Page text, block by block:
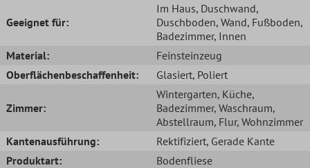
Geeignet für:
Im Haus, Duschwand,
Duschboden, Wand, Fußboden,
Badezimmer, Innen
Material:
Feinsteinzeug
Oberflächenbeschaffenheit:
Glasiert, Poliert
Zimmer:
Wintergarten, Küche,
Badezimmer, Waschraum,
Abstellraum, Flur, Wohnzimmer
Kantenausführung:
Rektifiziert, Gerade Kante
Produktart:
Bodenfliese